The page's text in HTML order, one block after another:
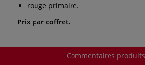
rouge primaire.
Prix par coffret.
Commentaires produits